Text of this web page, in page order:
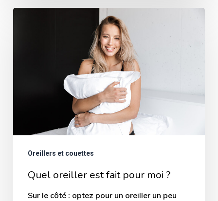
Oreillers et couettes
Quel oreiller est fait pour moi ?
Sur le côté : optez pour un oreiller un peu